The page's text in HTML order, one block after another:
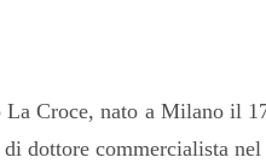
La Croce, nato a Milano il
dottore commercialista